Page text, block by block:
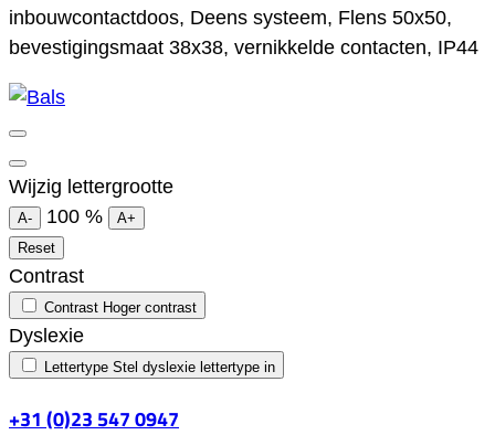
inbouwcontactdoos, Deens systeem, Flens 50x50,
bevestigingsmaat 38x38, vernikkelde contacten, IP44
Wijzig lettergrootte
A- 100 %
A+
Reset
Contrast
Contrast Hoger contrast
Dyslexie
Lettertype Stel dyslexie lettertype in
+31 (0)23 547 0947